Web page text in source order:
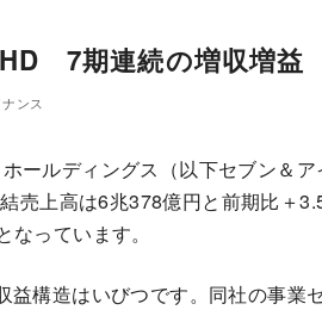
7期連続の増収増益
ンス
ールディングス（以下セブン＆
売上高は6兆378億円と前期比＋
っています。
益構造はいびつです。同社の事業